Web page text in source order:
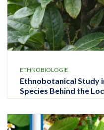
ETHNOBIOLOGIE
Ethnobotanical Study
Species Behind the